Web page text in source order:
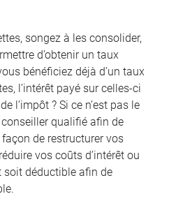
songez à les consolider,
d’obtenir un taux
bénéficiez déjà d’un taux
l’intérêt payé sur celles-ci
l’impôt ? Si ce n’est pas le
qualifié afin de
de restructurer vos
vos coûts d’intérêt ou
soit déductible afin de